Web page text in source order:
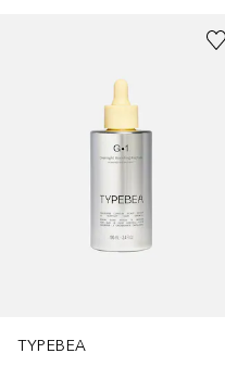
TYPEBEA